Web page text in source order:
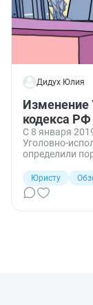
Дидух Юлия
Изменение
кодекса РФ
С 8 января
Уголовно-
определили
освобождении
отбывания
установлен
Юристу